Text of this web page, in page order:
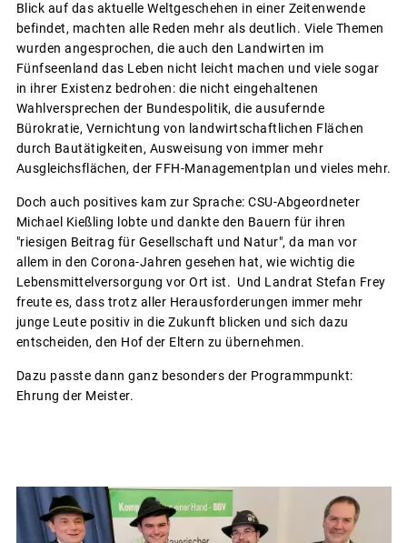
Blick auf das aktuelle Weltgeschehen in einer Zeitenwende
befindet, machten alle Reden mehr als deutlich. Viele Themen
wurden angesprochen, die auch den Landwirten im
Fünfseenland das Leben nicht leicht machen und viele sogar
in ihrer Existenz bedrohen: die nicht eingehaltenen
Wahlversprechen der Bundespolitik, die ausufernde
Bürokratie, Vernichtung von landwirtschaftlichen Flächen
durch Bautätigkeiten, Ausweisung von immer mehr
Ausgleichsflächen, der FFH-Managementplan und vieles mehr.
Doch auch positives kam zur Sprache: CSU-Abgeordneter
Michael Kießling lobte und dankte den Bauern für ihren
"riesigen Beitrag für Gesellschaft und Natur", da man vor
allem in den Corona-Jahren gesehen hat, wie wichtig die
Lebensmittelversorgung vor Ort ist. Und Landrat Stefan Frey
freute es, dass trotz aller Herausforderungen immer mehr
junge Leute positiv in die Zukunft blicken und sich dazu
entscheiden, den Hof der Eltern zu übernehmen.
Dazu passte dann ganz besonders der Programmpunkt:
Ehrung der Meister.